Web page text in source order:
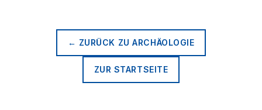
← ZURÜCK ZUARCHÄOLOGIE
ZUR STARTSEITE